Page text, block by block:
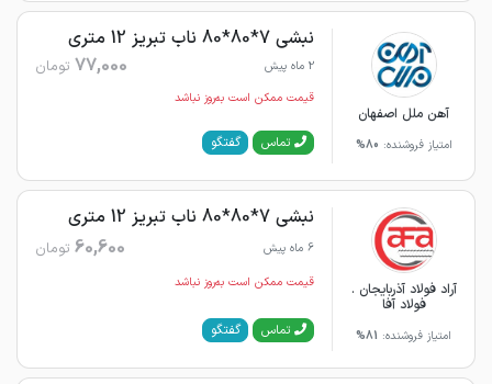
آهن ملل اصفهان
امتیاز فروشنده: 80%
نبشی 7*80*80 ناب تبریز 12 متری
2 ماه پیش 77,000 تومان
قیمت ممکن است به‌روز نباشد
تماس گفتگو
آراد فولاد آذربایجان .
فولاد آفا
امتیاز فروشنده: 81%
نبشی 7*80*80 ناب تبریز 12 متری
6 ماه پیش 60,600 تومان
قیمت ممکن است به‌روز نباشد
تماس گفتگو